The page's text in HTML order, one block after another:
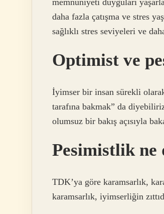
daha fazla çatışma ve stres
sağlıklı stres seviyeleri ve
Optimist ve
İyimser bir insan sürekli
tarafına bakmak” da
olumsuz bir bakış açısıyla
Pesimistlik ne
TDK’ya göre karamsarlık,
karamsarlık, iyimserliğin